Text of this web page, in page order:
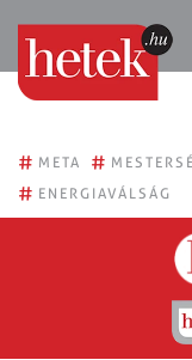
# META #
# ENERGIAVÁLSÁG